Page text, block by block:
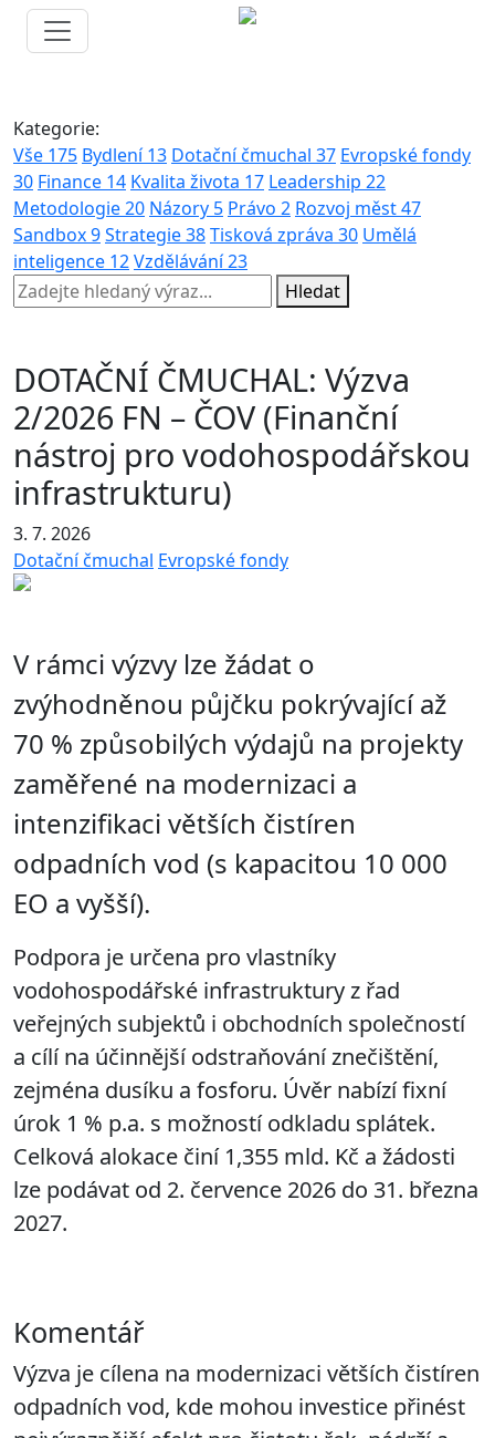
Kategorie:
Vše 175 Bydlení13 Dotační čmuchal 37 Evropské fondy
30 Finance 14 Kvalita života 17 Leadership 22
Metodologie20 Názory 5 Právo 2 Rozvoj měst47
Sandbox9Strategie38Tisková zpráva 30 Umělá
inteligence 12Vzdělávání23
Hledat
DOTAČNÍ ČMUCHAL: Výzva
2/2026 FN – ČOV (Finanční
nástroj pro vodohospodářskou
infrastrukturu)
3. 7. 2026
Dotační čmuchal Evropské fondy
V rámci výzvy lze žádat o
zvýhodněnou půjčku pokrývající až
70 % způsobilých výdajů na projekty
zaměřené na modernizaci a
intenzifikaci větších čistíren
odpadních vod (s kapacitou 10 000
EO a vyšší).
Podpora je určena pro vlastníky
vodohospodářské infrastruktury z řad
veřejných subjektů i obchodních společností
a cílí na účinnější odstraňování znečištění,
zejména dusíku a fosforu. Úvěr nabízí fixní
úrok 1 % p.a. s možností odkladu splátek.
Celková alokace činí 1,355 mld. Kč a žádosti
lze podávat od 2. července 2026 do 31. března
2027.
Komentář
Výzva je cílena na modernizaci větších čistíren
odpadních vod, kde mohou investice přinést